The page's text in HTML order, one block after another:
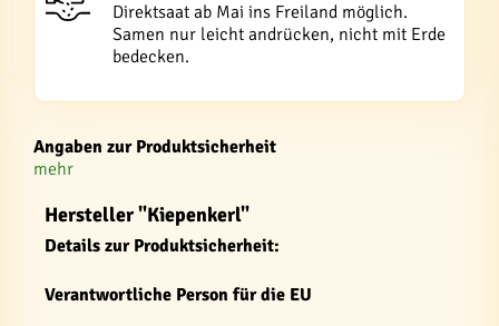
Direktsaat ab Mai ins Freiland möglich.
Samen nur leicht andrücken, nicht mit Erde
bedecken.
Angaben zur Produktsicherheit
mehr
Hersteller "Kiepenkerl"
Details zur Produktsicherheit:
Verantwortliche Person für die EU